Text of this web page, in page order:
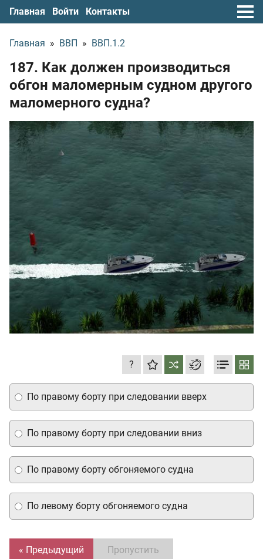
Главная Войти Контакты
Главная » ВВП » ВВП.1.2
187. Как должен производиться
обгон маломерным судном другого
маломерного судна?
?
По правому борту обгоняемого судна
По правому борту при следовании вниз
По правому борту при следовании вверх
По левому борту обгоняемого судна
« Предыдущий Пропустить